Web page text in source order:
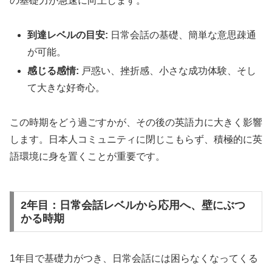
到達レベルの目安: 日常会話の基礎、簡単な意思疎通
が可能。
感じる感情: 戸惑い、挫折感、小さな成功体験、そし
て大きな好奇心。
この時期をどう過ごすかが、その後の英語力に大きく影響
します。日本人コミュニティに閉じこもらず、積極的に英
語環境に身を置くことが重要です。
2年目：日常会話レベルから応用へ、壁にぶつ
かる時期
1年目で基礎力がつき、日常会話には困らなくなってくる